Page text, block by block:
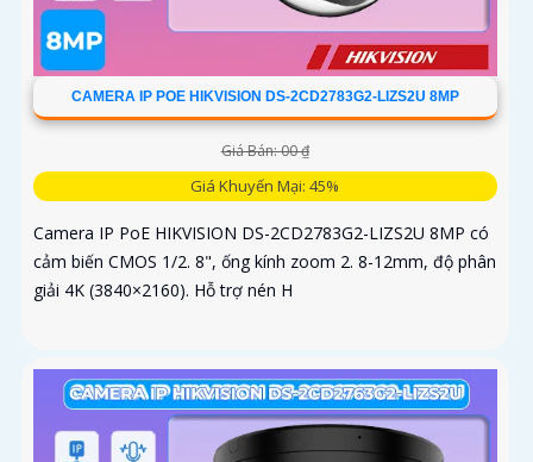
CAMERA IP POE HIKVISION DS-2CD2783G2-LIZS2U 8MP
Giá Bán: 00 ₫
Giá Khuyến Mại: 45%
Camera IP PoE HIKVISION DS-2CD2783G2-LIZS2U 8MP có
cảm biến CMOS 1/2. 8", ống kính zoom 2. 8-12mm, độ phân
giải 4K (3840×2160). Hỗ trợ nén H